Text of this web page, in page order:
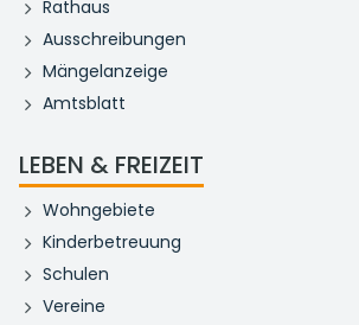
Rathaus
Ausschreibungen
Mängelanzeige
Amtsblatt
LEBEN & FREIZEIT
Wohngebiete
Kinderbetreuung
Schulen
Vereine